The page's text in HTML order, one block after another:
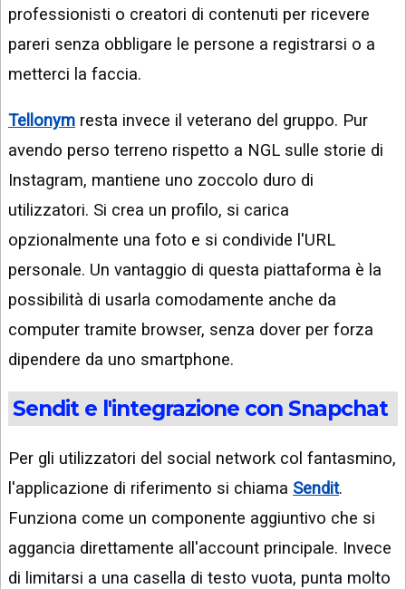
professionisti o creatori di contenuti per ricevere
pareri senza obbligare le persone a registrarsi o a
metterci la faccia.
Tellonym resta invece il veterano del gruppo. Pur
avendo perso terreno rispetto a NGL sulle storie di
Instagram, mantiene uno zoccolo duro di
utilizzatori. Si crea un profilo, si carica
opzionalmente una foto e si condivide l'URL
personale. Un vantaggio di questa piattaforma è la
possibilità di usarla comodamente anche da
computer tramite browser, senza dover per forza
dipendere da uno smartphone.
Sendit e l'integrazione con Snapchat
Per gli utilizzatori del social network col fantasmino,
l'applicazione di riferimento si chiama Sendit.
Funziona come un componente aggiuntivo che si
aggancia direttamente all'account principale. Invece
di limitarsi a una casella di testo vuota, punta molto